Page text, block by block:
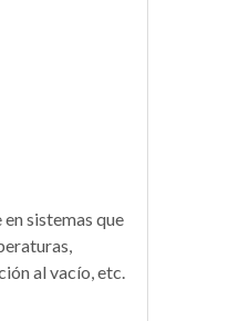
sistemas que
al vacío, etc.